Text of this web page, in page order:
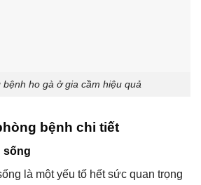
bệnh ho gà ở gia cầm hiệu quả
bệnh chi tiết
sống
là một yếu tố hết sức quan trọng